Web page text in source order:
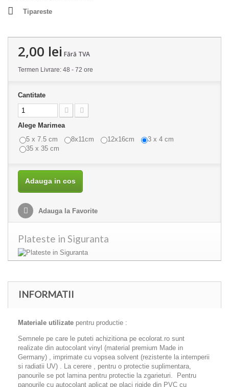
Tipareste
2,00 lei Fără TVA
Termen Livrare: 48 - 72 ore
Cantitate
Alege Marimea
5 x 7.5 cm
8x11cm 12x16cm
3 x 4 cm
35 x 35 cm
Adauga in cos
Adauga la Favorite
Plateste in Siguranta
INFORMATII
Materiale utilizate pentru productie :
Semnele pe care le puteti achizitiona pe ecolorat.ro sunt
realizate din autocolant vinyl (material premium Made in
Germany) , imprimate cu vopsea solvent (rezistente la intemperii
si radiatii UV) . La cerere , pentru o protectie suplimentara,
panourile se pot lamina pentru protectie la zgarieturi. Pentru
panourile cu autocolant aplicat pe placi rigide din PVC cu